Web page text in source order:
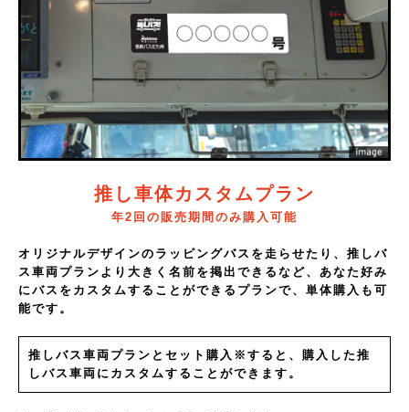
推し車体カスタムプラン
年2回の販売期間のみ購入可能
オリジナルデザインのラッピングバスを走らせたり、推しバ
ス車両プランより大きく名前を掲出できるなど、あなた好み
にバスをカスタムすることができるプランで、単体購入も可
能です。
推しバス車両プランとセット購入※すると、購入した推
しバス車両にカスタムすることができます。